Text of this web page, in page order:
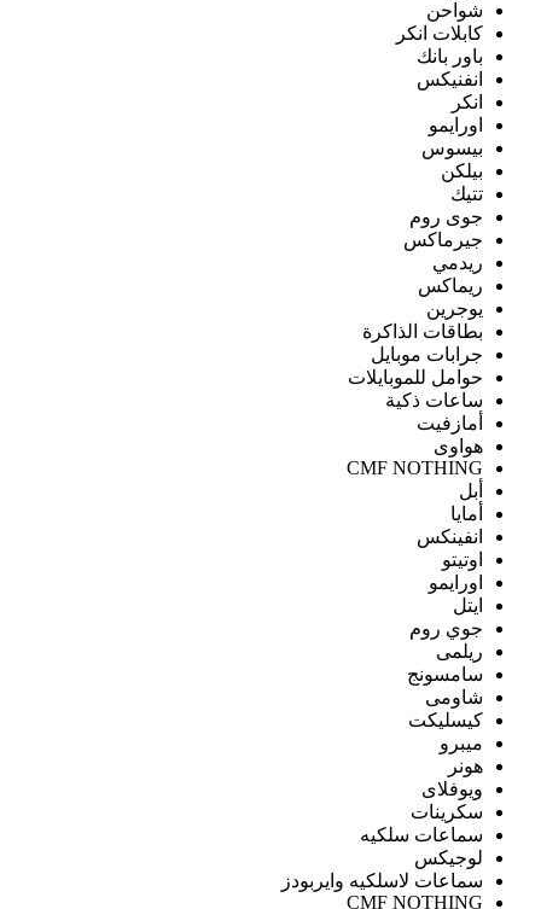
شواحن
كابلات انكر
باور بانك
انفنيكس
انكر
اورايمو
بيسوس
بيلكن
تتيك
جوى روم
جيرماكس
ريدمي
ريماكس
يوجرين
بطاقات الذاكرة
جرابات موبايل
حوامل للموبايلات
ساعات ذكية
أمازفيت
هواوى
CMF NOTHING
أبل
أمايا
انفينكس
اوتيتو
اورايمو
ايتل
جوي روم
ريلمى
سامسونج
شاومى
كيسليكت
ميبرو
هونر
ويوفلاى
سكرينات
سماعات سلكيه
لوجيكس
سماعات لاسلكيه وايربودز
CMF NOTHING